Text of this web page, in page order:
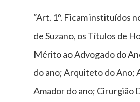
“Art. 1º. Ficam instituídos
de Suzano, os Títulos de
Mérito ao Advogado do
do ano; Arquiteto do Ano;
Amador do ano; Cirurgião